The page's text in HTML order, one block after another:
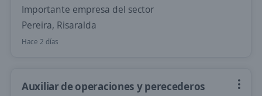
Importante empresa del sector
Pereira, Risaralda
Hace 2 días
Auxiliar de operaciones y perecederos